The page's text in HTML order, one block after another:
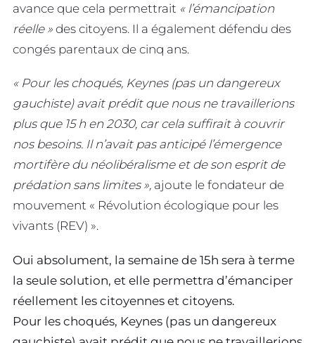
avance que cela permettrait « l’émancipation
réelle » des citoyens. Il a également défendu des
congés parentaux de cinq ans.
« Pour les choqués, Keynes (pas un dangereux
gauchiste) avait prédit que nous ne travaillerions
plus que 15 h en 2030, car cela suffirait à couvrir
nos besoins. Il n’avait pas anticipé l’émergence
mortifère du néolibéralisme et de son esprit de
prédation sans limites », ajoute le fondateur de
mouvement « Révolution écologique pour les
vivants (REV) ».
Oui absolument, la semaine de 15h sera à terme
la seule solution, et elle permettra d’émanciper
réellement les citoyennes et citoyens.
Pour les choqués, Keynes (pas un dangereux